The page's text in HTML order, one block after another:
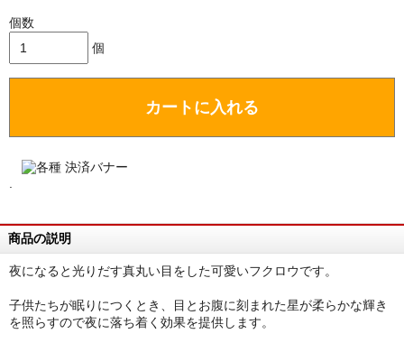
個数
個
カートに入れる
商品の説明
夜になると光りだす真丸い目をした可愛いフクロウです。
子供たちが眠りにつくとき、目とお腹に刻まれた星が柔らかな輝き
を照らすので夜に落ち着く効果を提供します。